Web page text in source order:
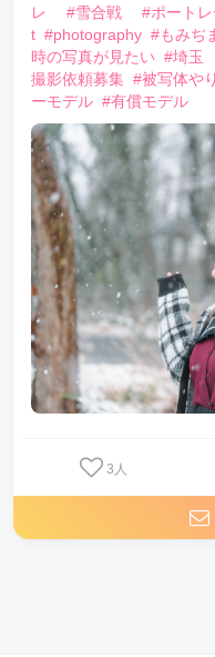
レ
#雪合戦 #ポートレ
t #photography #もみぢ
時の写真が見たい #埼玉
撮影依頼募集 #被写体や
ーモデル #有償モデル
3 人